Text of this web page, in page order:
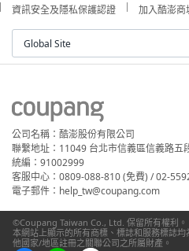
資訊安全及隱私保護認證
加入酷澎商
Global Site
公司名稱：酷澎股份有限公司
聯繫地址：11049 台北市信義區信義路五
統編：91002999
客服中心：0809-088-810 (免費) / 02-
電子郵件：help_tw@coupang.com
©Coupang Taiwan Co., Ltd. 保留所有權利。
本網站上顯示的所有商標、標誌和服務標誌
他國家/地區註冊之關聯公司之所屬財產。